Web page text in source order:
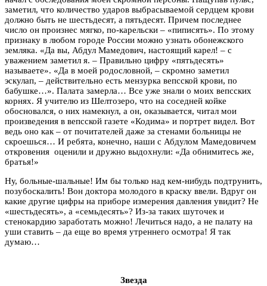
заметил, что количество ударов выбрасываемой сердцем крови
должно быть не шестьдесят, а пятьдесят. Причем последнее
число он произнес мягко, по-карельски – «пиписять». По этому
признаку в любом городе России можно узнать обонежского
земляка. «Да вы, Абдул Мамедович, настоящий карел! – с
уважением заметил я. – Правильно цифру «пятьдесять»
называете». «Да в моей родословной, – скромно заметил
эскулап, – действительно есть мензурка вепсской крови, по
бабушке…». Палата замерла… Все уже знали о моих вепсских
корнях. Я учителю из Шелтозеро, что на соседней койке
обосновался, о них намекнул, а он, оказывается, читал мои
произведения в вепсской газете «Кодима» и портрет видел. Вот
ведь оно как – от почитателей даже за стенами больницы не
скроешься… И ребята, конечно, наши с Абдулом Мамедовичем
откровения оценили и дружно выдохнули: «Да обнимитесь же,
братья!»
Ну, больные-шальные! Им бы только над кем-нибудь подтрунить,
позубоскалить! Вон доктора молодого в краску ввели. Вдруг он
какие другие цифры на приборе измерения давления увидит? Не
«шестьдесять», а «семьдесять»? Из-за таких шуточек и
стенокардию заработать можно! Лечиться надо, а не палату на
уши ставить – да еще во время утреннего осмотра! Я так
думаю…
Звезда